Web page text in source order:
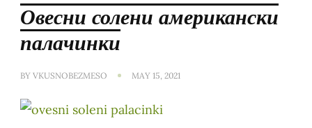
Овесни солени американски
палачинки
BY VKUSNOBEZMESO MAY 15, 2021